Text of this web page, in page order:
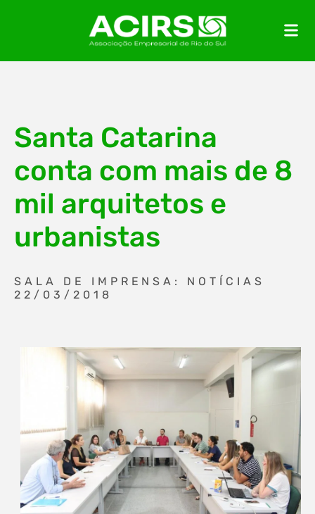
Santa Catarina
conta com mais de 8
mil arquitetos e
urbanistas
SALA DE IMPRENSA: NOTÍCIAS
22/03/2018